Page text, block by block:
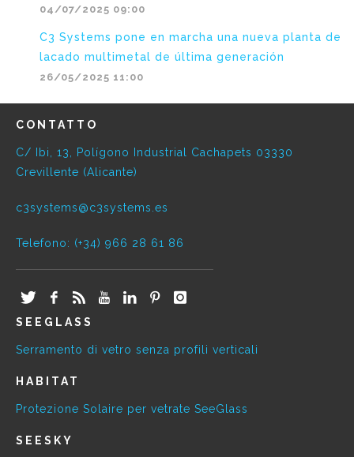
04/07/2025 09:00
C3 Systems pone en marcha una nueva planta de
lacado multimetal de última generación
26/05/2025 11:00
CONTATTO
C/ Ibi, 13, Polígono Industrial Cachapets 03330
Crevillente (Alicante)
c3systems@c3systems.es
Telefono: (+34) 966 28 61 86
SEEGLASS
Serramento di vetro senza profili verticali
HABITAT
Protezione Solaire per vetrate SeeGlass
SEESKY